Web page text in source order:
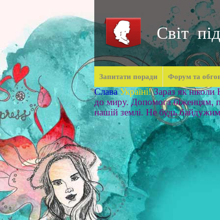
Світ
Запитати поради Форум та
Слава Україні! Зараз як
до миру. Допомога біженцям,
нашій землі. Не будь